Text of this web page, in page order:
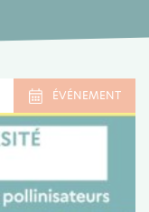
ÉVÉNEMENT